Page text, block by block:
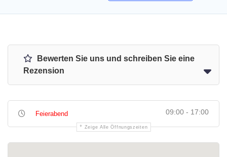
Bewerten Sie uns und schreiben Sie eine
Rezension
Feierabend 09:00 - 17:00
Zeige Alle Öffnungszeiten